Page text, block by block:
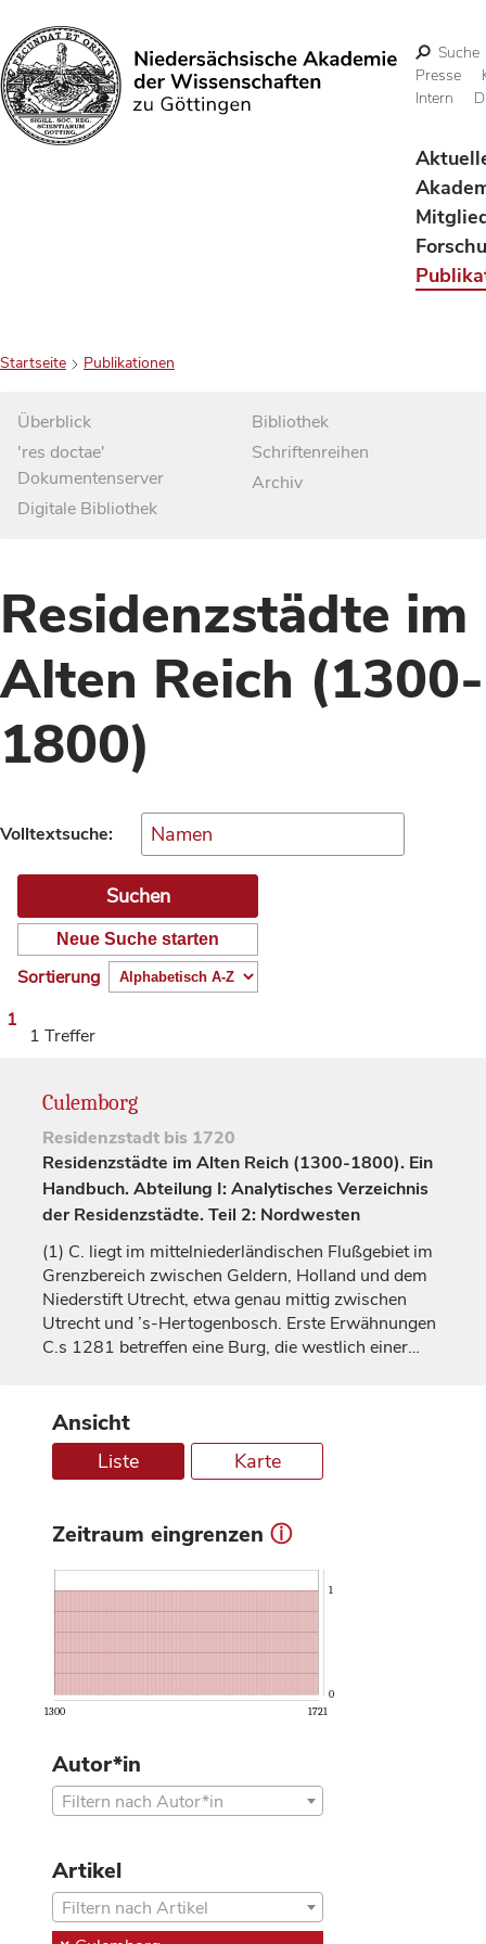
Suchen
Suche
Presse
Intern
Startseite Publikationen
Überblick
'res doctae'
Dokumentenserver
Digitale Bibliothek
Bibliothek
Schriftenreihen
Archiv
Residenzstädte im
Alten Reich (1300-
1800)
Volltextsuche:
Neue Suche starten
Sortierung
1
1 Treffer
Culemborg
Residenzstadt bis 1720
Residenzstädte im Alten Reich (1300-1800). Ein
Handbuch. Abteilung I: Analytisches Verzeichnis
der Residenzstädte. Teil 2: Nordwesten
(1) C. liegt im mittelniederländischen Flußgebiet im
Grenzbereich zwischen Geldern, Holland und dem
NiederstiftUtrecht, etwa genau mittig zwischen
Utrechtund ’s-Hertogenbosch. Erste Erwähnungen
C.s 1281 betreffen eine Burg, die westlich einer…
Ansicht
Liste Karte
Zeitraum eingrenzen ⓘ
1300 1721
0
1
Autor*in
Filtern nach Autor*in
Artikel
Filtern nach Artikel